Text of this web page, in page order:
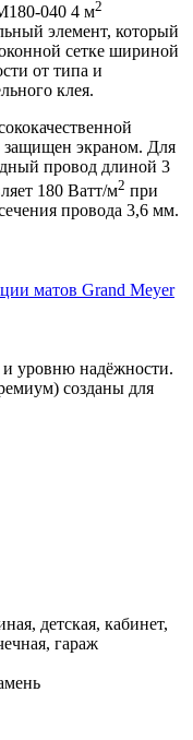
040 4 м2
элемент, который
сетке шириной
от типа и
клея.
защищен экраном. Для
провод длиной 3
180 Ватт/м2 при
провода 3,6 мм.
матов Grand Meyer
и уровню надёжности.
созданы для
детская, кабинет,
гараж